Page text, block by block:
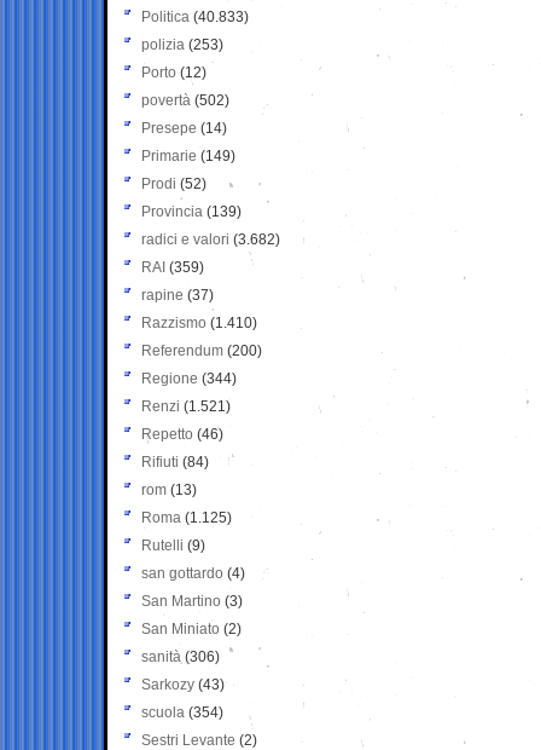
Politica (40.833)
polizia (253)
Porto (12)
povertà (502)
Presepe (14)
Primarie (149)
Prodi (52)
Provincia (139)
radici e valori (3.682)
RAI (359)
rapine (37)
Razzismo (1.410)
Referendum (200)
Regione (344)
Renzi (1.521)
Repetto (46)
Rifiuti (84)
rom (13)
Roma (1.125)
Rutelli (9)
san gottardo (4)
San Martino (3)
San Miniato (2)
sanità (306)
Sarkozy (43)
scuola (354)
Sestri Levante (2)